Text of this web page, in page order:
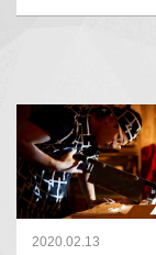
2020.02.13